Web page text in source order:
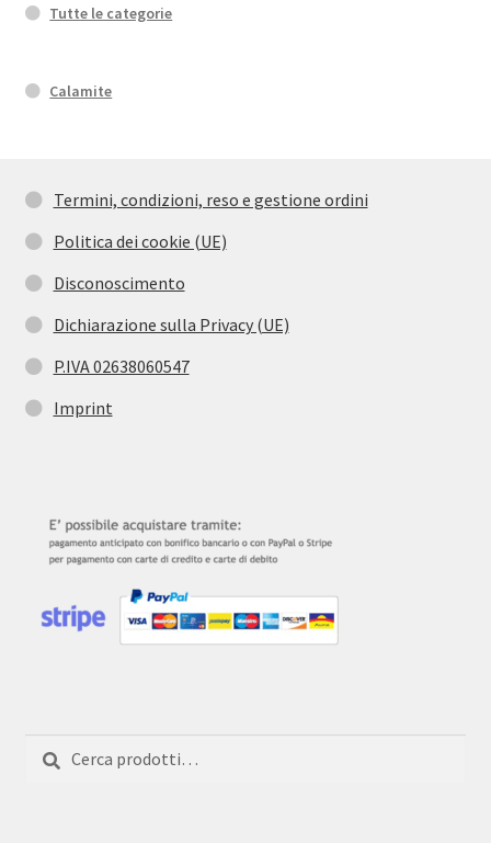
Tutte le categorie
Calamite
Termini, condizioni, reso e gestione ordini
Politica dei cookie (UE)
Disconoscimento
Dichiarazione sulla Privacy (UE)
P.IVA 02638060547
Imprint